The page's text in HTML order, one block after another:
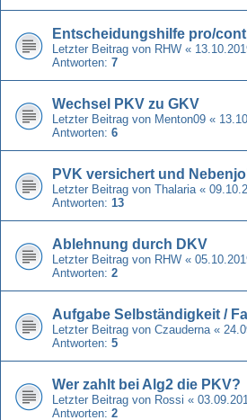
Entscheidungshilfe pro/
Letzter Beitrag von RHW «
Antworten: 7
Wechsel PKV zu GKV
Letzter Beitrag von Menton09 «
Antworten: 6
PVK versichert und
Letzter Beitrag von Thalaria «
Antworten: 13
Ablehnung durch DKV
Letzter Beitrag von RHW «
Antworten: 2
Aufgabe Selbständigkeit /
Letzter Beitrag von Czauderna «
Antworten: 5
Wer zahlt bei Alg2 die PKV?
Letzter Beitrag von Rossi «
Antworten: 2